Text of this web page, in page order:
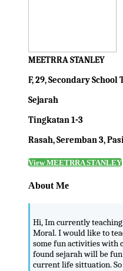
MEETRRA STANLEY
F, 29, Secondary School
Sejarah
Tingkatan 1-3
Rasah, Seremban 3,
View MEETRRA STANLEY
About Me
Hi, Im currently
Moral. I would like to
some fun activities with
found sejarah will be
current life sittuation.